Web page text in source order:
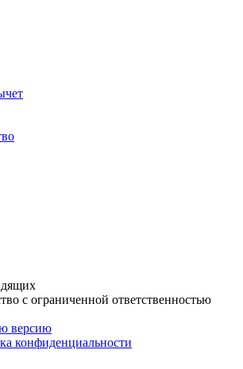
с ограниченной ответственностью
версию
конфиденциальности